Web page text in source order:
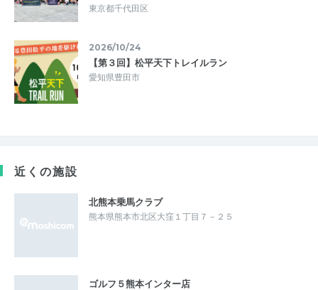
東京都千代田区
2026/10/24
【第３回】松平天下トレイルラン
愛知県豊田市
近くの施設
北熊本乗馬クラブ
熊本県熊本市北区大窪１丁目７－２５
ゴルフ５熊本インター店